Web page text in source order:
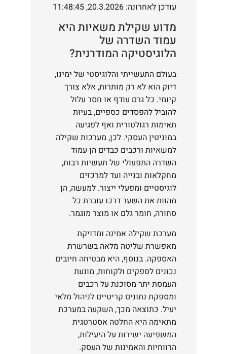
עודכן לאחרונה: 20.3.2026, 11:48:45
מדוע שקילת משאיות היא
עמוד השדרה של
הלוגיסטיקה המודרנית?
בעולם התעשייתי והלוגיסטי של ימינו,
דיוק הוא לא רק מותרות, אלא צורך
קיומי. כל גרם עודף או חסר עלול
להוביל להפסדים כספיים, בעיות
תאימות רגולטורית ואף לפגיעה
במוניטין העסקי. לכן, מערכות שקילה
למשאיות ורכבים כבדים הן עמוד
השדרה התפעולי של תעשיות רבות,
מחקלאות ובנייה ועד למרכזים
לוגיסטיים ומפעלי ייצור. למעשה, הן
מהוות את השער דרכו עוברת כל
סחורה, חומר גלם או מוצר מוגמר.
מערכת שקילה אמינה ומדויקת
מאפשרת שליטה מלאה בשרשרת
האספקה. בנוסף, היא מבטיחה חיובים
נכונים לספקים ולקוחות, מונעת
העמסת יתר מסוכנת על רכבים
ומספקת נתונים קריטיים לניהול מלאי
יעיל. כתוצאה מכך, השקעה במערכת
מתאימה היא החלטה אסטרטגית
המשפיעה ישירות על היעילות,
הרווחיות והאמינות של העסק.